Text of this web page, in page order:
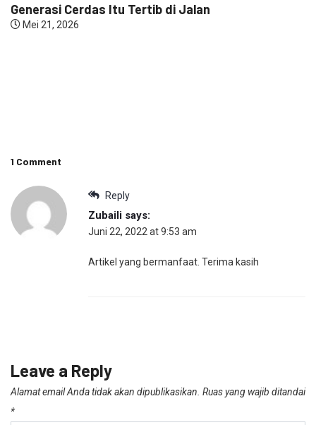
Generasi Cerdas Itu Tertib di Jalan
Mei 21, 2026
1 Comment
Reply
Zubaili says:
Juni 22, 2022 at 9:53 am
Artikel yang bermanfaat. Terima kasih
Leave a Reply
Alamat email Anda tidak akan dipublikasikan. Ruas yang wajib ditandai
*